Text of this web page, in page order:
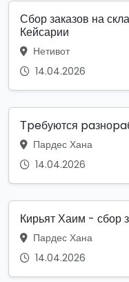
Сбор заказов на
Кейсарии
Нетивот
14.04.2026
Тpeбуются
Пардес Хана
14.04.2026
Кирьят Хаим - сбор
Пардес Хана
14.04.2026